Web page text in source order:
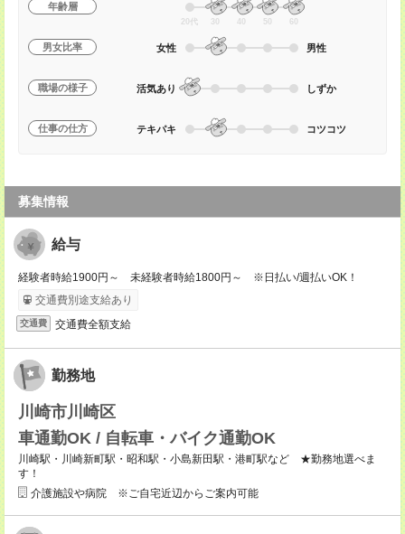
年齢層
20代 30 40 50 60
男女比率 女性 男性
職場の様子 活気あり しずか
仕事の仕方 テキパキ コツコツ
募集情報
給与
経験者時給1900円～ 未経験者時給1800円～ ※日払い/週払いOK！
交通費別途支給あり
交通費 交通費全額支給
勤務地
川崎市川崎区
車通勤OK / 自転車・バイク通勤OK
川崎駅・川崎新町駅・昭和駅・小島新田駅・港町駅など ★勤務地選べま
す！
介護施設や病院 ※ご自宅近辺からご案内可能